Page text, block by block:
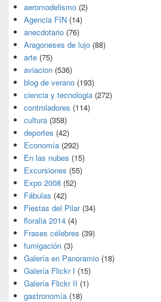
aeromodelismo (2)
Agencia FIN (14)
anecdotario (76)
Aragoneses de lujo (88)
arte (75)
aviacion (536)
blog de verano (193)
ciencia y tecnologia (272)
controladores (114)
cultura (358)
deportes (42)
Economía (292)
En las nubes (15)
Excursiones (55)
Expo 2008 (52)
Fábulas (42)
Fiestas del Pilar(34)
floralia 2014 (4)
Frases célebres (39)
fumigación (3)
Galería en Panoramio (18)
Galería Flickr I (15)
Galería Flickr II (1)
gastronomía (18)